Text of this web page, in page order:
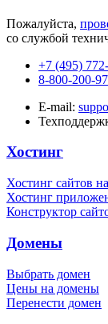
Пожалуйста,
со службой
+7 (495)
8-800-200-
E-mail:
Хостинг
Хостинг сайтов
Хостинг
Конструктор
Домены
Выбрать домен
Цены на домены
Перенести домен